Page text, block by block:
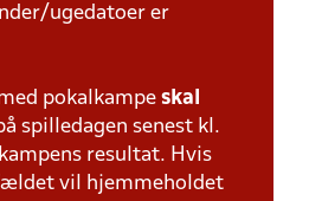
ugedatoer er
pokalkampe skal
spilledagen senest kl.
resultat. Hvis
vil hjemmeholdet